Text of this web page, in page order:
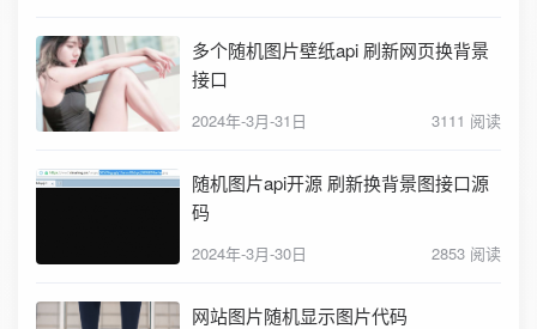
多个随机图片壁纸api 刷新网页换背景
接口
2024年-3月-31日 3111 阅读
随机图片api开源 刷新换背景图接口源
码
2024年-3月-30日 2853 阅读
网站图片随机显示图片代码